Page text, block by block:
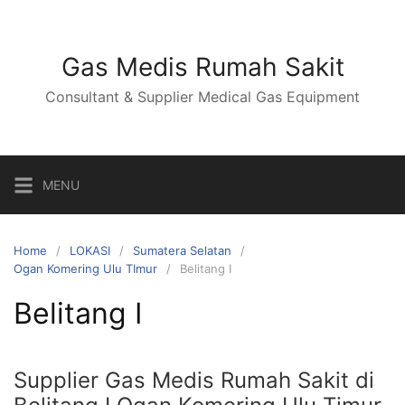
Gas Medis Rumah Sakit
Consultant & Supplier Medical Gas Equipment
MENU
Home LOKASI
Sumatera Selatan
Ogan Komering Ulu TImur
Belitang I
Belitang I
Supplier Gas Medis Rumah Sakit di